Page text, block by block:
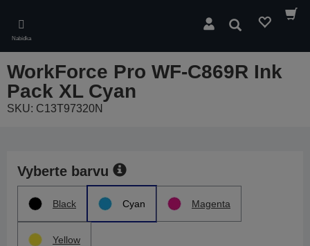
main
content
Nabídka
Hledat
WorkForce Pro WF-C869R Ink
Pack XL Cyan
SKU: C13T97320N
Vyberte barvu
Black Cyan Magenta
Yellow